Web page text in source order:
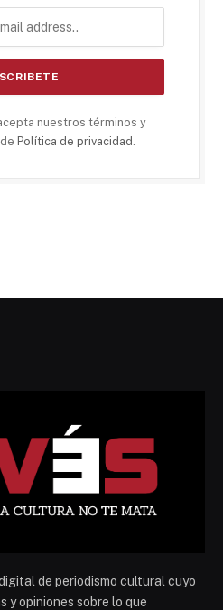
nuestros términos y
Política de privacidad
de periodismo cultural cuyo
y opiniones sobre lo que